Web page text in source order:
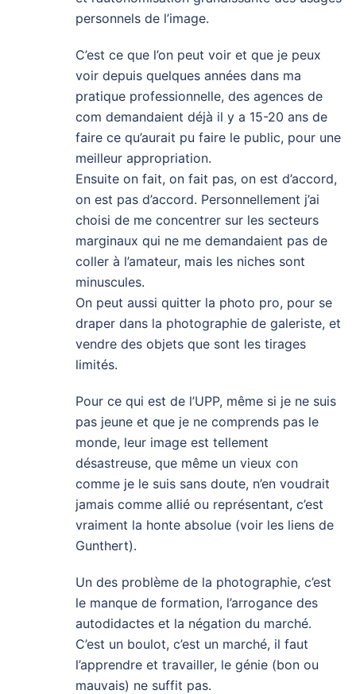
personnels de l’image.
C’est ce que l’on peut voir et que je peux
voir depuis quelques années dans ma
pratique professionnelle, des agences de
com demandaient déjà il y a 15-20 ans de
faire ce qu’aurait pu faire le public, pour une
meilleur appropriation.
Ensuite on fait, on fait pas, on est d’accord,
on est pas d’accord. Personnellement j’ai
choisi de me concentrer sur les secteurs
marginaux qui ne me demandaient pas de
coller à l’amateur, mais les niches sont
minuscules.
On peut aussi quitter la photo pro, pour se
draper dans la photographie de galeriste, et
vendre des objets que sont les tirages
limités.
Pour ce qui est de l’UPP, même si je ne suis
pas jeune et que je ne comprends pas le
monde, leur image est tellement
désastreuse, que même un vieux con
comme je le suis sans doute, n’en voudrait
jamais comme allié ou représentant, c’est
vraiment la honte absolue (voir les liens de
Gunthert).
Un des problème de la photographie, c’est
le manque de formation, l’arrogance des
autodidactes et la négation du marché.
C’est un boulot, c’est un marché, il faut
l’apprendre et travailler, le génie (bon ou
mauvais) ne suffit pas.